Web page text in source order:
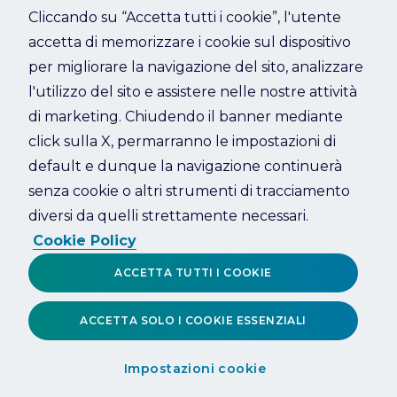
Refresh
Cliccando su “Accetta tutti i cookie”, l'utente
accetta di memorizzare i cookie sul dispositivo
per migliorare la navigazione del sito, analizzare
l'utilizzo del sito e assistere nelle nostre attività
di marketing. Chiudendo il banner mediante
click sulla X, permarranno le impostazioni di
default e dunque la navigazione continuerà
senza cookie o altri strumenti di tracciamento
diversi da quelli strettamente necessari.
Cookie Policy
Impostazioni cookie
ACCETTA SOLO I COOKIE ESSENZIALI
ACCETTA TUTTI I COOKIE